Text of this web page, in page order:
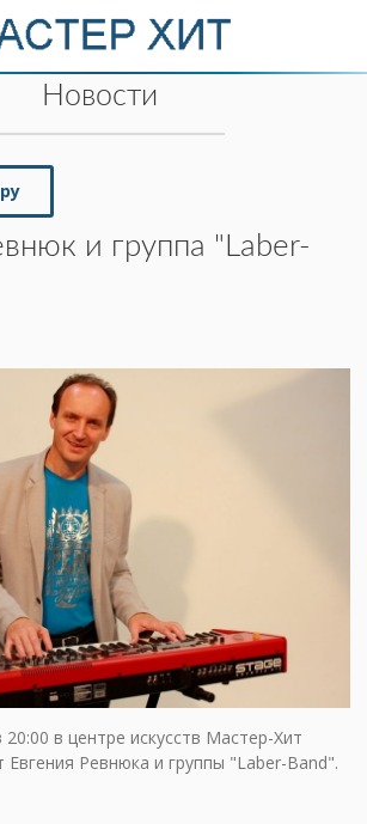
Новости
и группа "Laber-
20:00 в центре искусств Мастер-Хит
Евгения Ревнюка и группы "Laber-Band".